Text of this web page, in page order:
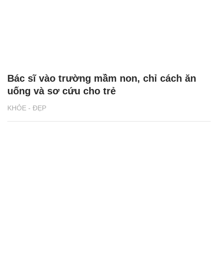
KHỎE - ĐẸP
Bác sĩ vào trường mầm non, chỉ cách ăn
uống và sơ cứu cho trẻ